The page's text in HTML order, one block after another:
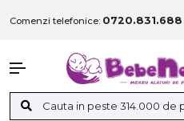
Comenzi telefonice: 0720.831.688